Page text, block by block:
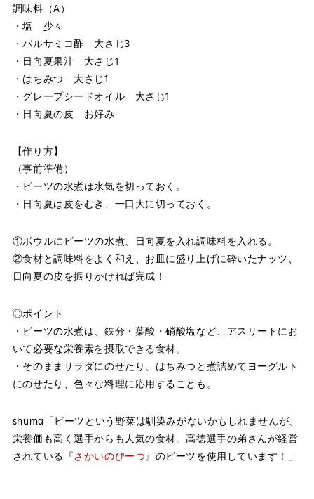
調味料（A）
・塩 少々
・バルサミコ酢 大さじ3
・日向夏果汁 大さじ1
・はちみつ 大さじ1
・グレープシードオイル 大さじ1
・日向夏の皮 お好み
【作り方】
（事前準備）
・ビーツの水煮は水気を切っておく。
・日向夏は皮をむき、一口大に切っておく。
①ボウルにビーツの水煮、日向夏を入れ調味料を入れる。
②食材と調味料をよく和え、お皿に盛り上げに砕いたナッツ、
日向夏の皮を振りかければ完成！
◎ポイント
・ビーツの水煮は、鉄分・葉酸・硝酸塩など、アスリートにお
いて必要な栄養素を摂取できる食材。
・そのままサラダにのせたり、はちみつと煮詰めてヨーグルト
にのせたり、色々な料理に応用することも。
shuma「ビーツという野菜は馴染みがないかもしれませんが、
栄養価も高く選手からも人気の食材。高徳選手の弟さんが経営
されている『さかいのびーつ 』のビーツを使用しています！」